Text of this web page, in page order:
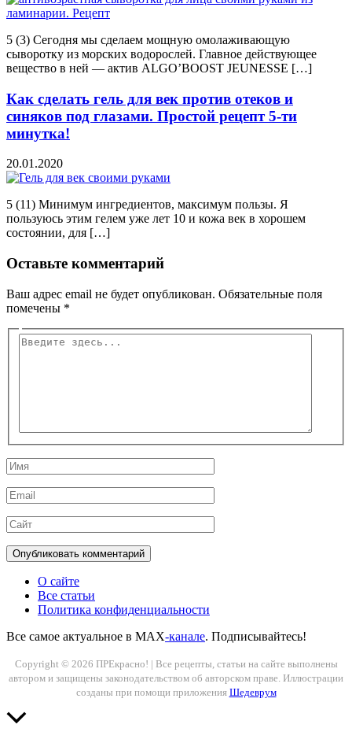
5 (3) Сегодня мы сделаем мощную омолаживающую
сыворотку из морских водорослей. Главное действующее
вещество в ней — актив ALGO’BOOST JEUNESSE […]
Как сделать гель для век против отеков и
синяков под глазами. Простой рецепт 5-ти
минутка!
20.01.2020
5 (11) Минимум ингредиентов, максимум пользы. Я
пользуюсь этим гелем уже лет 10 и кожа век в хорошем
состоянии, для […]
Оставьте комментарий
Ваш адрес email не будет опубликован. Обязательные поля
помечены *
Введите
Имя
Email
Сайт
О сайте
Все статьи
Политика конфиденциальности
Все самое актуальное в MAX-канале. Подписывайтесь!
Copyright © 2026 ПРЕкрасно! | Все рецепты, статьи на сайте выполнены
автором и защищены законодательством об авторском праве. Иллюстрации
созданы при помощи приложения Шедеврум